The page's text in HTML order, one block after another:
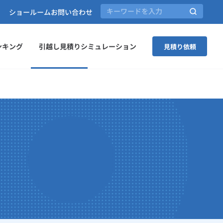
ング 引越し見積りシミュレーション 見積り依頼
ショールームお問い合わせ